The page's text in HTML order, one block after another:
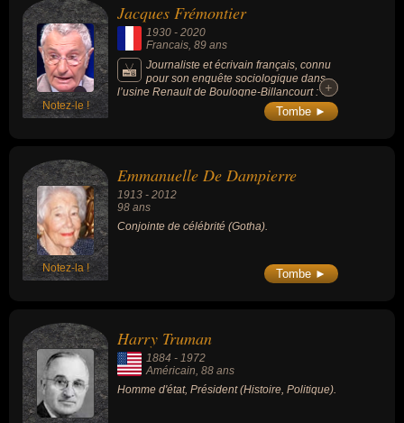
Notez-le !
Jacques Frémontier
1930 - 2020
Francais , 89 ans
Journaliste et écrivain français, connu
pour son enquête sociologique dans
l’usine Renault de Boulogne-Billancourt : «
La Forteresse ouvrière: Renault » (1971).
+
+
Tombe ►
Notez-la !
Emmanuelle De Dampierre
1913 - 2012
98 ans
Conjointe de célébrité (Gotha).
Tombe ►
Harry Truman
1884 - 1972
Américain , 88 ans
Homme d'état, Président (Histoire, Politique).